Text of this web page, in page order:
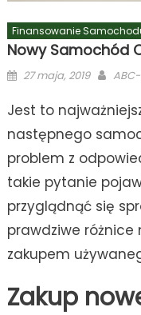
Finansowanie
Nowy Samochód
Posted
27 maja, 2019
Jest to
następnego
problem z
takie pytanie
przyglądnąć się
prawdziwe
zakupem
Zakup